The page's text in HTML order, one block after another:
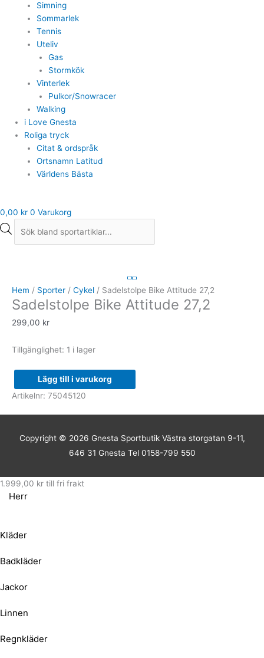
Simning
Sommarlek
Tennis
Uteliv
Gas
Stormkök
Vinterlek
Pulkor/Snowracer
Walking
i Love Gnesta
Roliga tryck
Citat & ordspråk
Ortsnamn Latitud
Världens Bästa
0,00 kr 0 Varukorg
Hem / Sporter / Cykel / Sadelstolpe Bike Attitude 27,2
Sadelstolpe Bike Attitude 27,2
299,00 kr
Tillgänglighet: 1 i lager
Attitude
27,2
Lägg till i varukorg
Artikelnr: 75045120
Copyright © 2026 Gnesta SportbutikVästra storgatan 9-11,
646 31 Gnesta Tel 0158-799 550
1.999,00 kr till fri frakt
Herr
Kläder
Badkläder
Jackor
Linnen
Regnkläder